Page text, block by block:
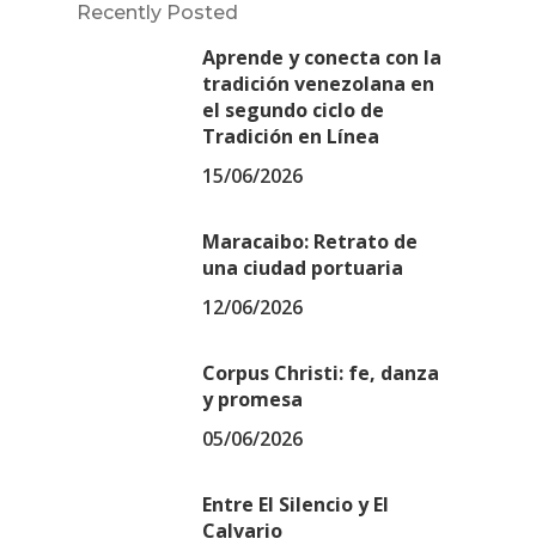
Recently Posted
Aprende y conecta con la
tradición venezolana en
el segundo ciclo de
Tradición en Línea
15/06/2026
Maracaibo: Retrato de
una ciudad portuaria
12/06/2026
Corpus Christi: fe, danza
y promesa
05/06/2026
Entre El Silencio y El
Calvario